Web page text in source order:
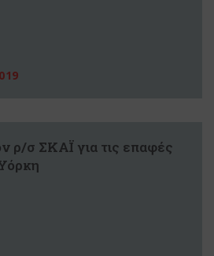
ρ/σ ΣΚΑΪ για τις επαφές